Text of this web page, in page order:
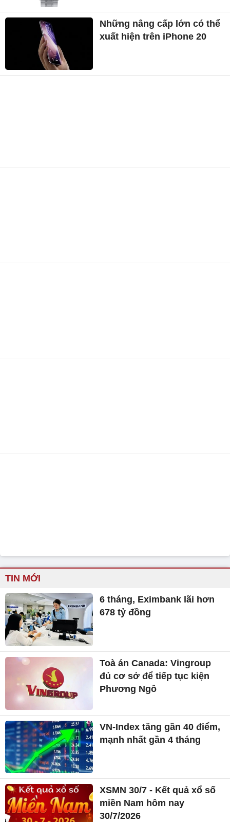
Những nâng cấp lớn có thể
xuất hiện trên iPhone 20
TIN MỚI
6 tháng, Eximbank lãi hơn
678 tỷ đồng
Toà án Canada: Vingroup
đủ cơ sở để tiếp tục kiện
Phương Ngô
VN-Index tăng gần 40 điểm,
mạnh nhất gần 4 tháng
XSMN 30/7 - Kết quả xổ số
miền Nam hôm nay
30/7/2026